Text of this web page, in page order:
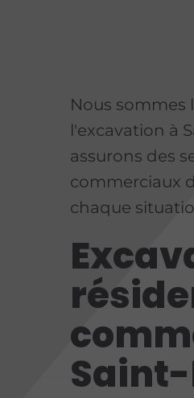
Nous sommes
l'excavation à
assurons des
commerciaux
chaque